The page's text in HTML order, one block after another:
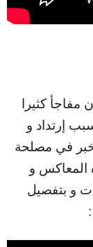
كثيرا
إرتداد و
في مصلحة
المعاكس و
و بتفصيل